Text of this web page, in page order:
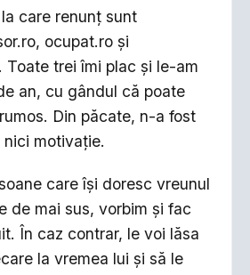
care renunț sunt
ocupat.ro și
Toate trei îmi plac și le-am
an, cu gândul că poate
Din păcate, n-a fost
motivație.
care își doresc vreunul
de mai sus, vorbim și fac
În caz contrar, le voi lăsa
la vremea lui și să le